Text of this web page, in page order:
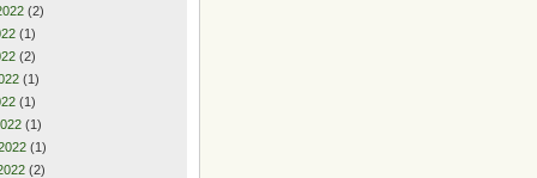
(2)
(1)
(2)
(1)
(1)
(1)
(1)
(2)